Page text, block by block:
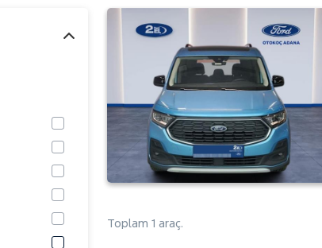
SKODA
Toplam 1 araç.